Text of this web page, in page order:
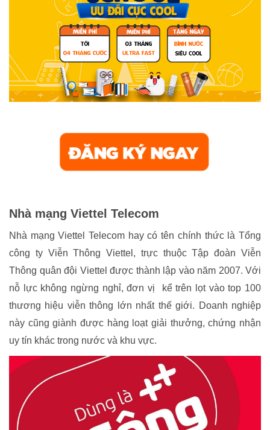
Nhà mạng Viettel Telecom
Nhà mạng Viettel Telecom hay có tên chính thức là Tổng
công ty Viễn Thông Viettel, trực thuộc Tập đoàn Viễn
Thông quân đội Viettel được thành lập vào năm 2007. Với
nỗ lực không ngừng nghỉ, đơn vị kể trên lọt vào top 100
thương hiệu viễn thông lớn nhất thế giới. Doanh nghiệp
này cũng giành được hàng loạt giải thưởng, chứng nhận
uy tín khác trong nước và khu vực.